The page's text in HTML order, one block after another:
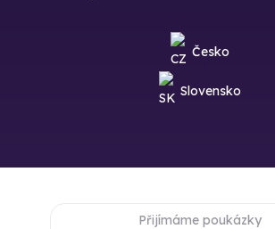
Česko
Slovensko
Přijímáme poukázky